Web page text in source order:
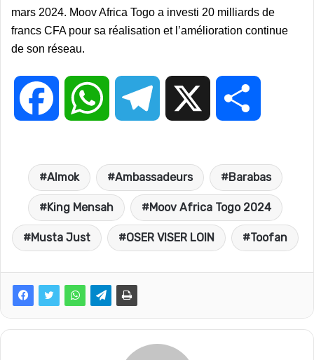
mars 2024. Moov Africa Togo a investi 20 milliards de
francs CFA pour sa réalisation et l’amélioration continue
de son réseau.
c
e
b
o
a
t
s
A
l
e
g
r
r
t
a
g
Almok Ambassadeurs Barabas
King Mensah Moov Africa Togo 2024
Musta Just OSER VISER LOIN Toofan